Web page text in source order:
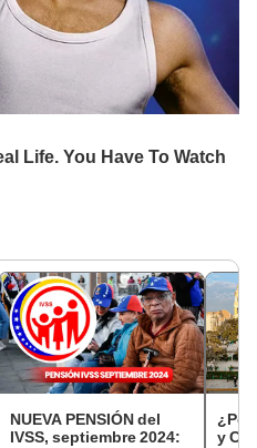
NUEVA PENSIÓN del
IVSS, septiembre 2024:
¿Por
y